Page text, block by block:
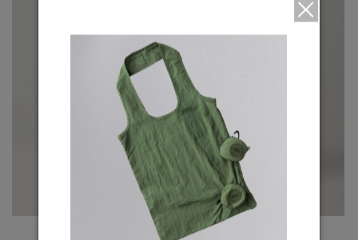
Simcoe Oversized Fleece Jacket